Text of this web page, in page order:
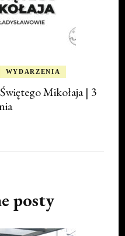
WYDARZENIA
Mikołaja | 3
posty